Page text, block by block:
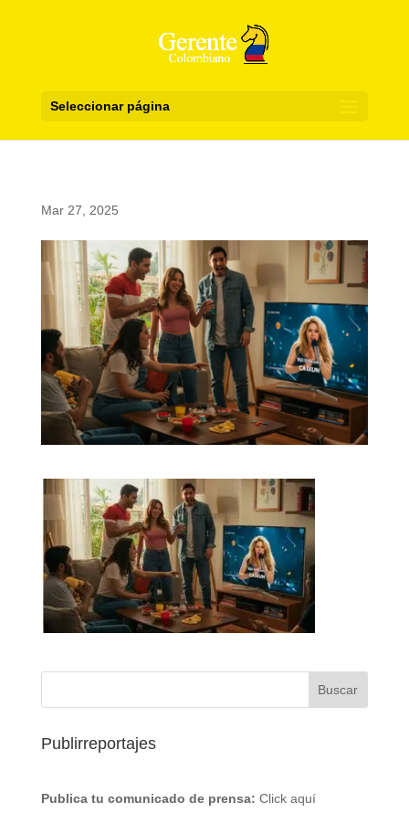
Seleccionar página
Mar 27, 2025
Publirreportajes
Publica tu comunicado de prensa: Click aquí